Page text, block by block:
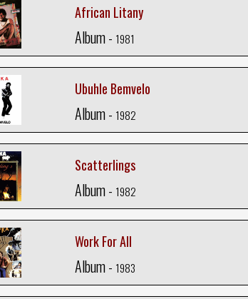
African Litany
Album - 1981
Ubuhle Bemvelo
Album - 1982
Scatterlings
Album - 1982
Work For All
Album - 1983